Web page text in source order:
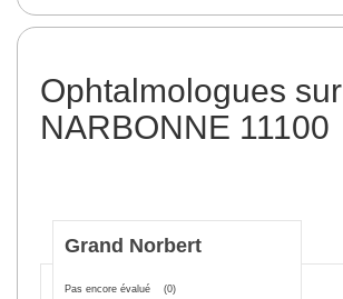
Ophtalmologues sur
NARBONNE 11100
Grand Norbert
Pas encore évalué (0)